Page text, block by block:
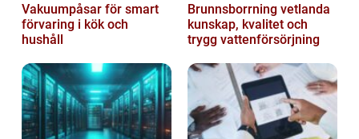
Vakuumpåsar för smart
förvaring i kök och
hushåll
Brunnsborrning vetlanda
kunskap, kvalitet och
trygg vattenförsörjning